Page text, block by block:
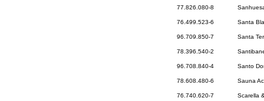
77.826.080-8
76.499.523-6 Santa
96.709.850-7 Santa
78.396.540-2
96.708.840-4 Santo
78.608.480-6 Sauna
76.740.620-7 Scarella